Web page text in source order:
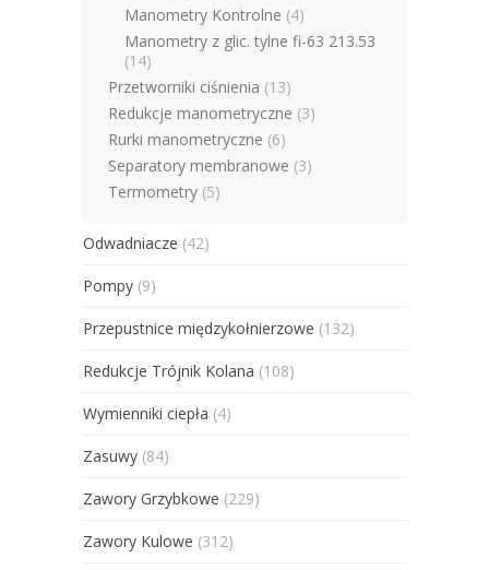
Manometry Kontrolne (4)
Manometry z glic. tylne fi-63 213.53
(14)
Przetworniki ciśnienia (13)
Redukcje manometryczne (3)
Rurki manometryczne (6)
Separatory membranowe (3)
Termometry (5)
Odwadniacze (42)
Pompy (9)
Przepustnice międzykołnierzowe (132)
Redukcje Trójnik Kolana (108)
Wymienniki ciepła (4)
Zasuwy (84)
Zawory Grzybkowe (229)
Zawory Kulowe (312)